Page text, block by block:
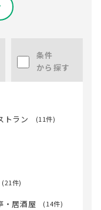
条件
から探す
トラン (11件)
(21件)
・居酒屋 (14件)